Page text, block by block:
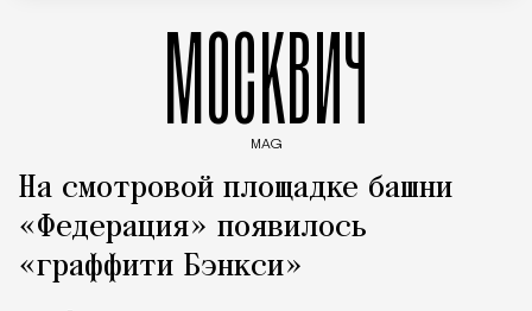
МОСКВИЧ
MAG
На смотровой площадке башни
«Федерация» появилось
«граффити Бэнкси»